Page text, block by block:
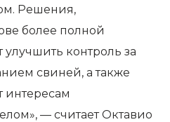
Решения,
более полной
контроль за
свиней, а также
интересам
— считает Октавио